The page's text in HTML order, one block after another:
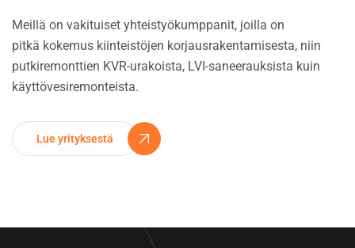
Meillä on vakituiset yhteistyökumppanit, joilla on
pitkä kokemus kiinteistöjen korjausrakentamisesta, niin
putkiremonttien KVR-urakoista, LVI-saneerauksista kuin
käyttövesiremonteista.
Lue yrityksestä